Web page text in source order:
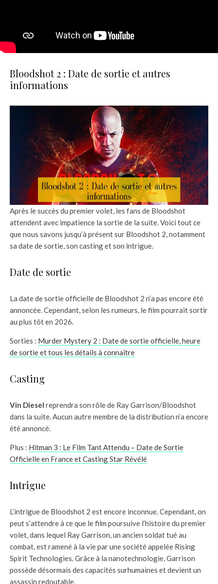
Bloodshot 2 : Date de sortie et autres
informations
Après le succès du premier volet, les fans de Bloodshot
attendent avec impatience la sortie de la suite. Voici tout ce
que nous savons jusqu’à présent sur Bloodshot 2, notamment
sa date de sortie, son casting et son intrigue.
Date de sortie
La date de sortie officielle de Bloodshot 2 n’a pas encore été
annoncée. Cependant, selon les rumeurs, le film pourrait sortir
au plus tôt en 2026.
Sorties : Murder Mystery 2 : Date de sortie officielle, heure
de sortie et tous les détails à connaître
Casting
Vin Diesel reprendra son rôle de Ray Garrison/Bloodshot
dans la suite. Aucun autre membre de la distribution n’a encore
été annoncé.
Plus : Hitman 3 : Le Film Tant Attendu – Date de Sortie
Officielle en France et Casting Star Révélé
Intrigue
L’intrigue de Bloodshot 2 est encore inconnue. Cependant, on
peut s’attendre à ce que le film poursuive l’histoire du premier
volet, dans lequel Ray Garrison, un ancien soldat tué au
combat, est ramené à la vie par une société appelée Rising
Spirit Technologies. Grâce à la nanotechnologie, Garrison
possède désormais des capacités surhumaines et devient un
assassin redoutable.